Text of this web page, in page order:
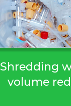
Shredding
volume